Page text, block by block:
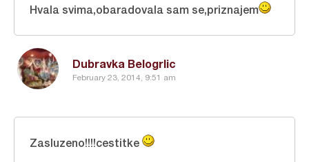
Dubravka Belogrlic
February 23, 2014, 9:51 am
Hvala svima,obaradovala sam se,priznajem
Zasluzeno!!!!cestitke